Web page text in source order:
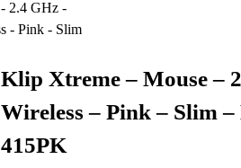
Klip Xtreme – Mouse –
Wireless – Pink – Slim
415PK